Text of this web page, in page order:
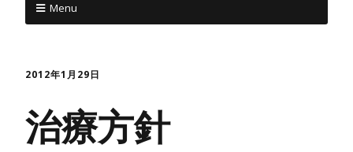
Menu
2012年1月29日
治療方針